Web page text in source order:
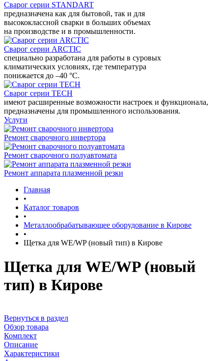
Сварог серии STANDART
предназначена как для бытовой, так и для
высококлассной сварки в больших объемах
на производстве и в промышленности.
Сварог серии ARCTIC
специально разработана для работы в суровых
климатических условиях, где температура
понижается до –40 °С.
Сварог серии TECH
имеют расширенные возможности настроек и функционала,
предназначены для промышленного использования.
Услуги
Ремонт сварочного инвертора
Ремонт сварочного полуавтомата
Ремонт аппарата плазменной резки
Главная
•
Каталог товаров
•
Металлообрабатывающее оборудование в Кирове
•
Щетка для WE/WP (новый тип) в Кирове
Щетка для WE/WP (новый
тип) в Кирове
Вернуться в раздел
Обзор товара
Комплект
Описание
Характеристики